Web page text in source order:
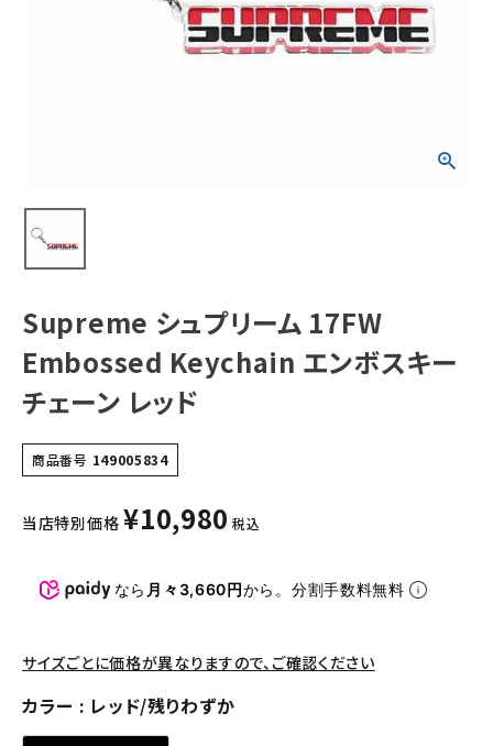
Tシャツ・ロングスリーブ
パーカー・トレーナー
キャップ・ハット
ニット帽・ビーニー
その他バッグ類
スニーカー・ブーツ
COLLABORATION BRAND
SEASON
Supreme シュプリーム 17FW
Embossed Keychain エンボスキー
チェーン レッド
商品番号 149005834
当店特別価格 ¥10,980 税込
なら 月々3,660円から。分割手数料無料
サイズごとに価格が異なりますので、ご確認ください
カラー レッド/残りわずか